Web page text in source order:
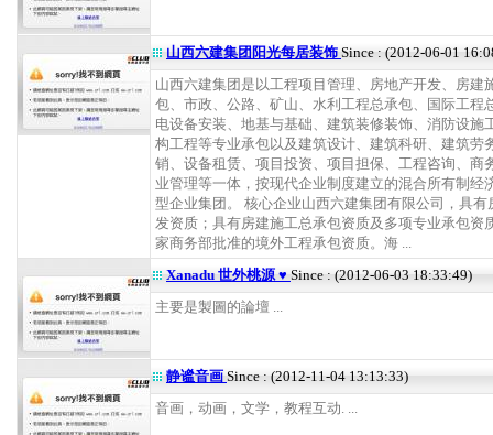
山西六建集团阳光每居装饰 Since : (2012-06-01
山西六建集团是以工程项目管理、房地产开发、房建
包、市政、公路、矿山、水利工程总承包、国际工程
电设备安装、地基与基础、建筑装修装饰、消防设施
构工程等专业承包以及建筑设计、建筑科研、建筑劳
销、设备租赁、项目投资、项目担保、工程咨询、商
业管理等一体，按现代企业制度建立的混合所有制经
型企业集团。 核心企业山西六建集团有限公司，具有
发资质；具有房建施工总承包资质及多项专业承包资
家商务部批准的境外工程承包资质。海 ...
Xanadu 世外桃源 ♥ Since : (2012-06-03 18:33:49)
主要是製圖的論壇 ...
静谧音画 Since : (2012-11-04 13:13:33)
音画，动画，文学，教程互动. ...